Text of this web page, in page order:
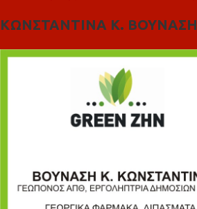
ΚΩΝΣΤΑΝΤΙΝΑ Κ. ΒΟΥΝΑΣΗ